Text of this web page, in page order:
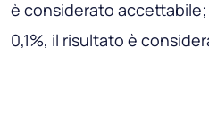
è considerato
0,1%, il risultato è